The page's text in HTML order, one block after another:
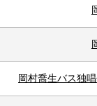
岡村喬生バス独